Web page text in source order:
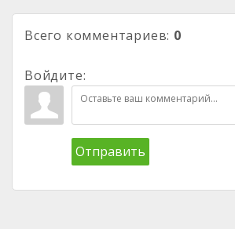
Всего комментариев: 0
Войдите:
Отправить